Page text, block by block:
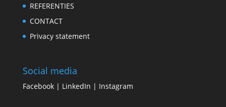
REFERENTIES
CONTACT
Privacy statement
Social media
Facebook| LinkedIn | Instagram